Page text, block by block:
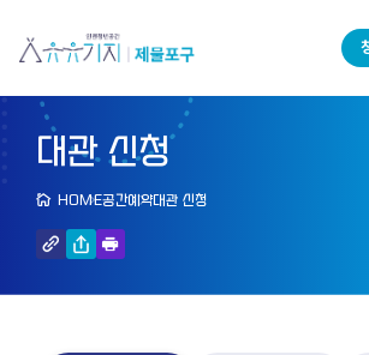
대관 신청
HOME공간예약대관 신청